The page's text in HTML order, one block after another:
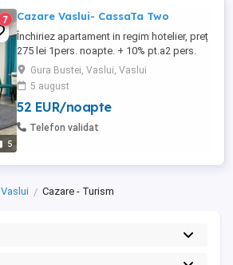
5
7 Cazare Vaslui- CassaTa Two
Închiriez apartament in regim hotelier, preț
275 lei 1pers. noapte. + 10% pt.a2 pers.
Pretul este negociabil in funcție de nr.de
persoane, perioada de închiriere. NU
ESCORTE
Gura Bustei, Vaslui, Vaslui
5 august
52 EUR/noapte
Telefon validat
Vaslui Cazare - Turism